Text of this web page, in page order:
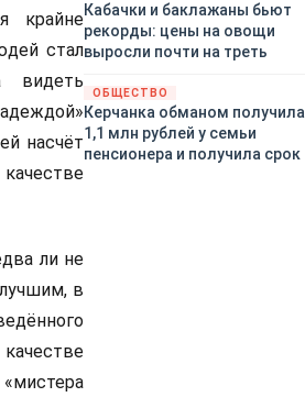
крайне
стал
видеть
насчёт
ли не
в
Кабачки и баклажаны бьют
рекорды: цены на овощи
выросли почти на треть
ОБЩЕСТВО
Керчанка обманом получила
1,1 млн рублей у семьи
пенсионера и получила срок